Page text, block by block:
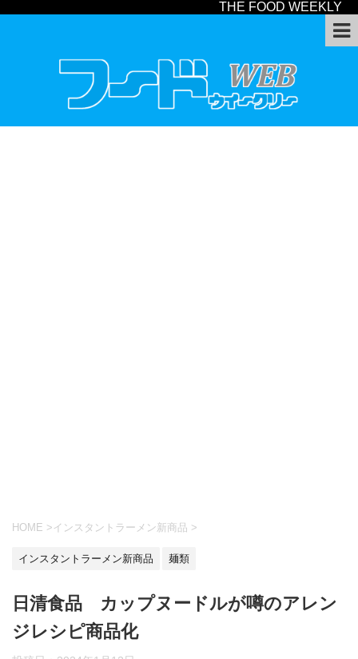
THE FOOD WEEKLY
HOME > インスタントラーメン新商品 >
インスタントラーメン新商品 麺類
日清食品 カップヌードルが噂のアレン
ジレシピ商品化